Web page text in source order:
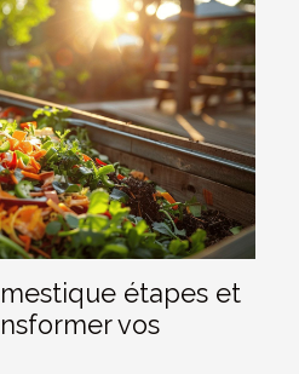
étapes et
vos